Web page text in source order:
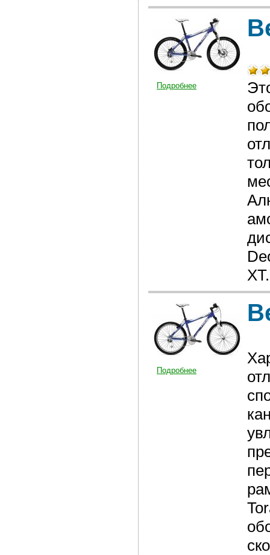
Подробнее
Подробнее